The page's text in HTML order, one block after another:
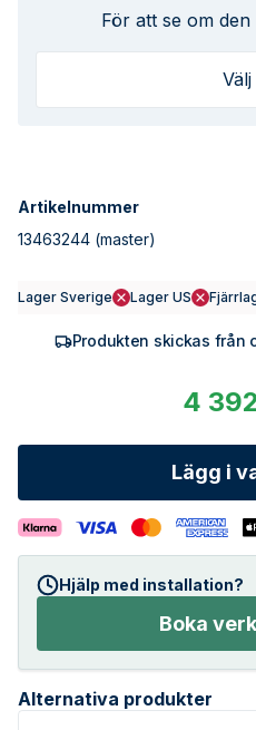
För att se om
Artikelnummer
13463244 (master)
Lager Sverige Lager US
Produkten skickas från
4
Lägg i
Hjälp med installation?
Boka
Alternativa produkter